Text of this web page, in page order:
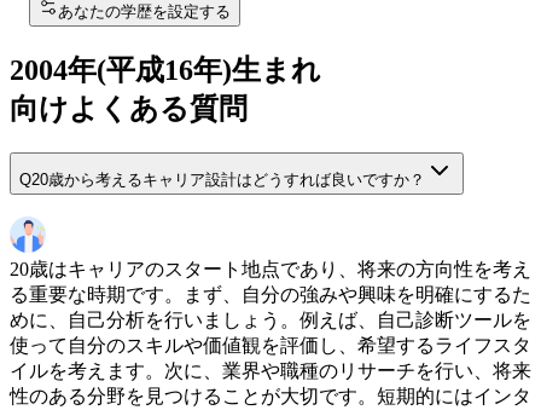
あなたの学歴を設定する
2004年(平成16年)生まれ
向けよくある質問
Q20歳から考えるキャリア設計はどうすれば良いですか？
20歳はキャリアのスタート地点であり、将来の方向性を考え
る重要な時期です。まず、自分の強みや興味を明確にするた
めに、自己分析を行いましょう。例えば、自己診断ツールを
使って自分のスキルや価値観を評価し、希望するライフスタ
イルを考えます。次に、業界や職種のリサーチを行い、将来
性のある分野を見つけることが大切です。短期的にはインタ